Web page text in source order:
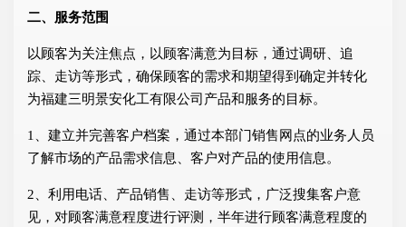
二、服务范围
以顾客为关注焦点，以顾客满意为目标，通过调研、追
踪、走访等形式，确保顾客的需求和期望得到确定并转化
为福建三明景安化工有限公司产品和服务的目标。
1、建立并完善客户档案，通过本部门销售网点的业务人员
了解市场的产品需求信息、客户对产品的使用信息。
2、利用电话、产品销售、走访等形式，广泛搜集客户意
见，对顾客满意程度进行评测，半年进行顾客满意程度的